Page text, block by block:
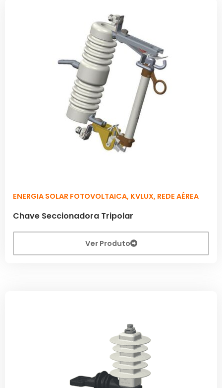
ENERGIA SOLAR FOTOVOLTAICA, KVLUX, REDE AÉREA
Chave Seccionadora Tripolar
Ver Produto